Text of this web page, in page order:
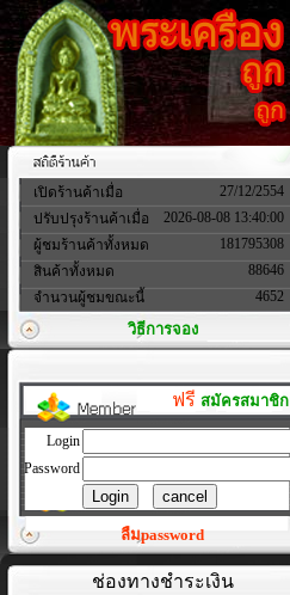
เปิดร้านค้าเมื่อ
27/12/2554
ปรับปรุงร้านค้าเมื่อ
2026-08-08 13:40:00
ผู้ชมร้านค้าทั้งหมด
181795308
สินค้าทั้งหมด
88646
จำนวนผู้ชมขณะนี้
4652
วิธีการจอง
ฟรี สมัครสมาชิก
Login
Password
ลืมpassword
ช่องทางชำระเงิน